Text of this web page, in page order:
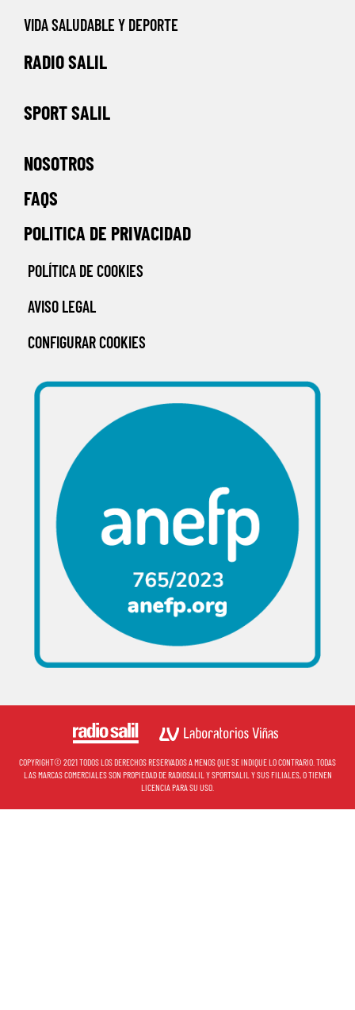
VIDA SALUDABLE Y DEPORTE
RADIO SALIL
SPORT SALIL
NOSOTROS
FAQS
POLITICA DE PRIVACIDAD
POLÍTICA DE COOKIES
AVISO LEGAL
CONFIGURAR COOKIES
COPYRIGHT© 2021 TODOS LOS DERECHOS RESERVADOS A MENOS QUE SE INDIQUE LO CONTRARIO. TODAS
LAS MARCAS COMERCIALES SON PROPIEDAD DE RADIOSALIL Y SPORTSALIL Y SUS FILIALES, O TIENEN
LICENCIA PARA SU USO.